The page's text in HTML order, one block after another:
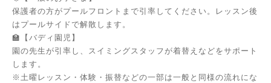
保護者の方がプールフロントまで引率してください。レッスン後
はプールサイドで解散します。
🏫【バディ園児】
園の先生が引率し、スイミングスタッフが着替えなどをサポート
します。
※土曜レッスン・体験・振替などの一部は一般と同様の流れにな